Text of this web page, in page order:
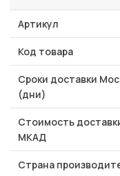
Артикул
Код товара
Сроки доставки
(дни)
Стоимость
МКАД
Страна